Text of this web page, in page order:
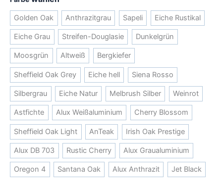
Golden Oak Anthrazitgrau Sapeli Eiche Rustikal
Eiche Grau Streifen-Douglasie Dunkelgrün
Moosgrün Altweiß Bergkiefer
Sheffield Oak Grey Eiche hell Siena Rosso
Silbergrau Eiche Natur Melbrush Silber Weinrot
Astfichte Alux Weißaluminium Cherry Blossom
Sheffield Oak Light AnTeak Irish Oak Prestige
Alux DB 703 Rustic Cherry Alux Graualuminium
Oregon 4 Santana Oak Alux Anthrazit Jet Black